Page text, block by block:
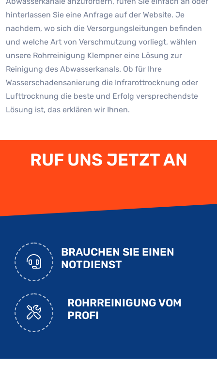
hinterlassen Sie eine Anfrage auf der Website. Je
nachdem, wo sich die Versorgungsleitungen befinden
und welche Art von Verschmutzung vorliegt, wählen
unsere Rohrreinigung Klempner eine Lösung zur
Reinigung des Abwasserkanals. Ob für Ihre
Wasserschadensanierung die Infrarottrocknung oder
Lufttrocknung die beste und Erfolg versprechendste
Lösung ist, das erklären wir Ihnen.
RUF UNS JETZT AN
BRAUCHEN SIE EINEN
NOTDIENST
ROHRREINIGUNG VOM
PROFI